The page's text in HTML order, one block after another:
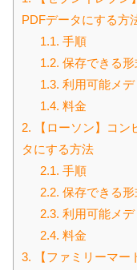
PDFデータにする方
1.1. 手順
1.2. 保存できる形
1.3. 利用可能メデ
1.4. 料金
2. 【ローソン】コ
タにする方法
2.1. 手順
2.2. 保存できる形
2.3. 利用可能メデ
2.4. 料金
3. 【ファミリーマ